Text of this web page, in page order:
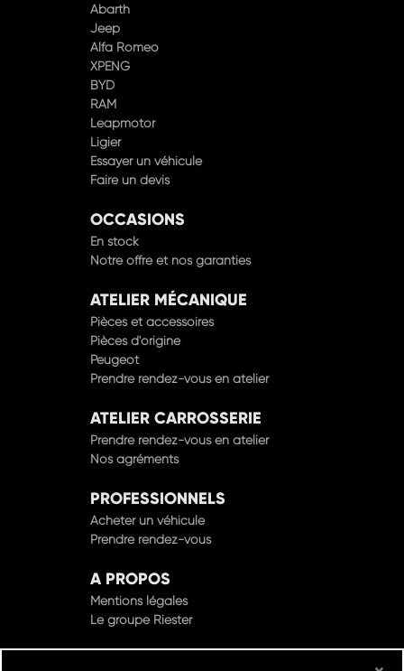
Abarth
Jeep
Alfa Romeo
XPENG
BYD
RAM
Leapmotor
Ligier
Essayer un véhicule
Faire un devis
OCCASIONS
En stock
Notre offre et nos garanties
ATELIER MÉCANIQUE
Pièces et accessoires
Pièces d'origine
Peugeot
Prendre rendez-vous en atelier
ATELIER CARROSSERIE
Prendre rendez-vous en atelier
Nos agréments
PROFESSIONNELS
Acheter un véhicule
Prendre rendez-vous
A PROPOS
Mentions légales
Le groupe Riester